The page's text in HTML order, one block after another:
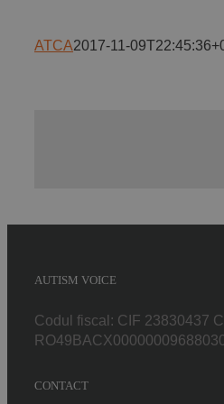
ATCA2017-11-
AUTISM VOICE
Codul fiscal: CIF 23830437
CONTACT